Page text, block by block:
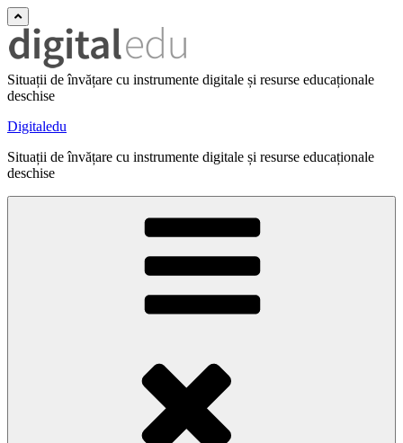
Situații de învățare cu instrumente digitale și resurse educaționale
deschise
Digitaledu
Situații de învățare cu instrumente digitale și resurse educaționale
deschise